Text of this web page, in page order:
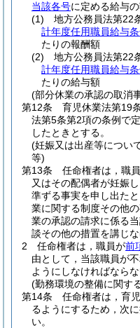
当該各号に定める給与
(1)
地方公務員法第22
計年度任用職員給与
たりの報酬額
(2)
地方公務員法第22
計年度任用職員給与
たりの給与額
(部分休業の承認の取消
第12条
育児休業法第19
法第5条第2項の条例で
したときとする。
(妊娠又は出産等につい
等)
第13条
任命権者は，職
又はその配偶者が妊娠
準ずる事実を申し出た
業に関する制度その他
業の承認の請求に係る
談その他の措置を講じな
2
任命権者は，職員が前
由として，当該職員が
ようにしなければならな
(勤務環境の整備に関す
第14条
任命権者は，育
るようにするため，次
い。